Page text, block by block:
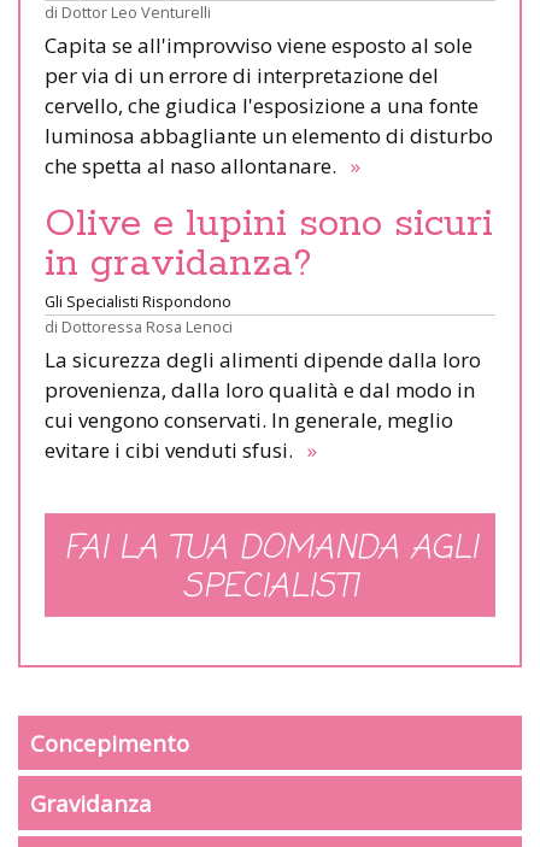
di Dottor Leo Venturelli
Capita se all'improvviso viene esposto al sole
per via di un errore di interpretazione del
cervello, che giudica l'esposizione a una fonte
luminosa abbagliante un elemento di disturbo
che spetta al naso allontanare. »
Olive e lupini sono sicuri
in gravidanza?
Gli Specialisti Rispondono
di Dottoressa Rosa Lenoci
La sicurezza degli alimenti dipende dalla loro
provenienza, dalla loro qualità e dal modo in
cui vengono conservati. In generale, meglio
evitare i cibi venduti sfusi. »
FAI LA TUA DOMANDA AGLI
SPECIALISTI
Concepimento
Gravidanza